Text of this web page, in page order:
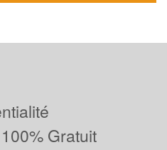
Gratuit